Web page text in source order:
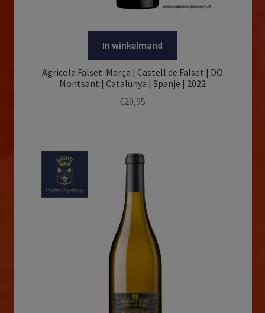
In winkelmand
Agricola Falset-Marça | Castell de Falset | DO
Montsant | Catalunya | Spanje | 2022
€20,95